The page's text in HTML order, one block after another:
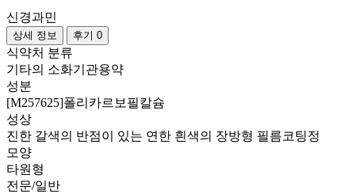
신경과민
상세 정보 후기 0
식약처 분류
기타의 소화기관용약
성분
[M257625]폴리카르보필칼슘
성상
진한 갈색의 반점이 있는 연한 흰색의 장방형 필름코팅정
모양
타원형
전문/일반